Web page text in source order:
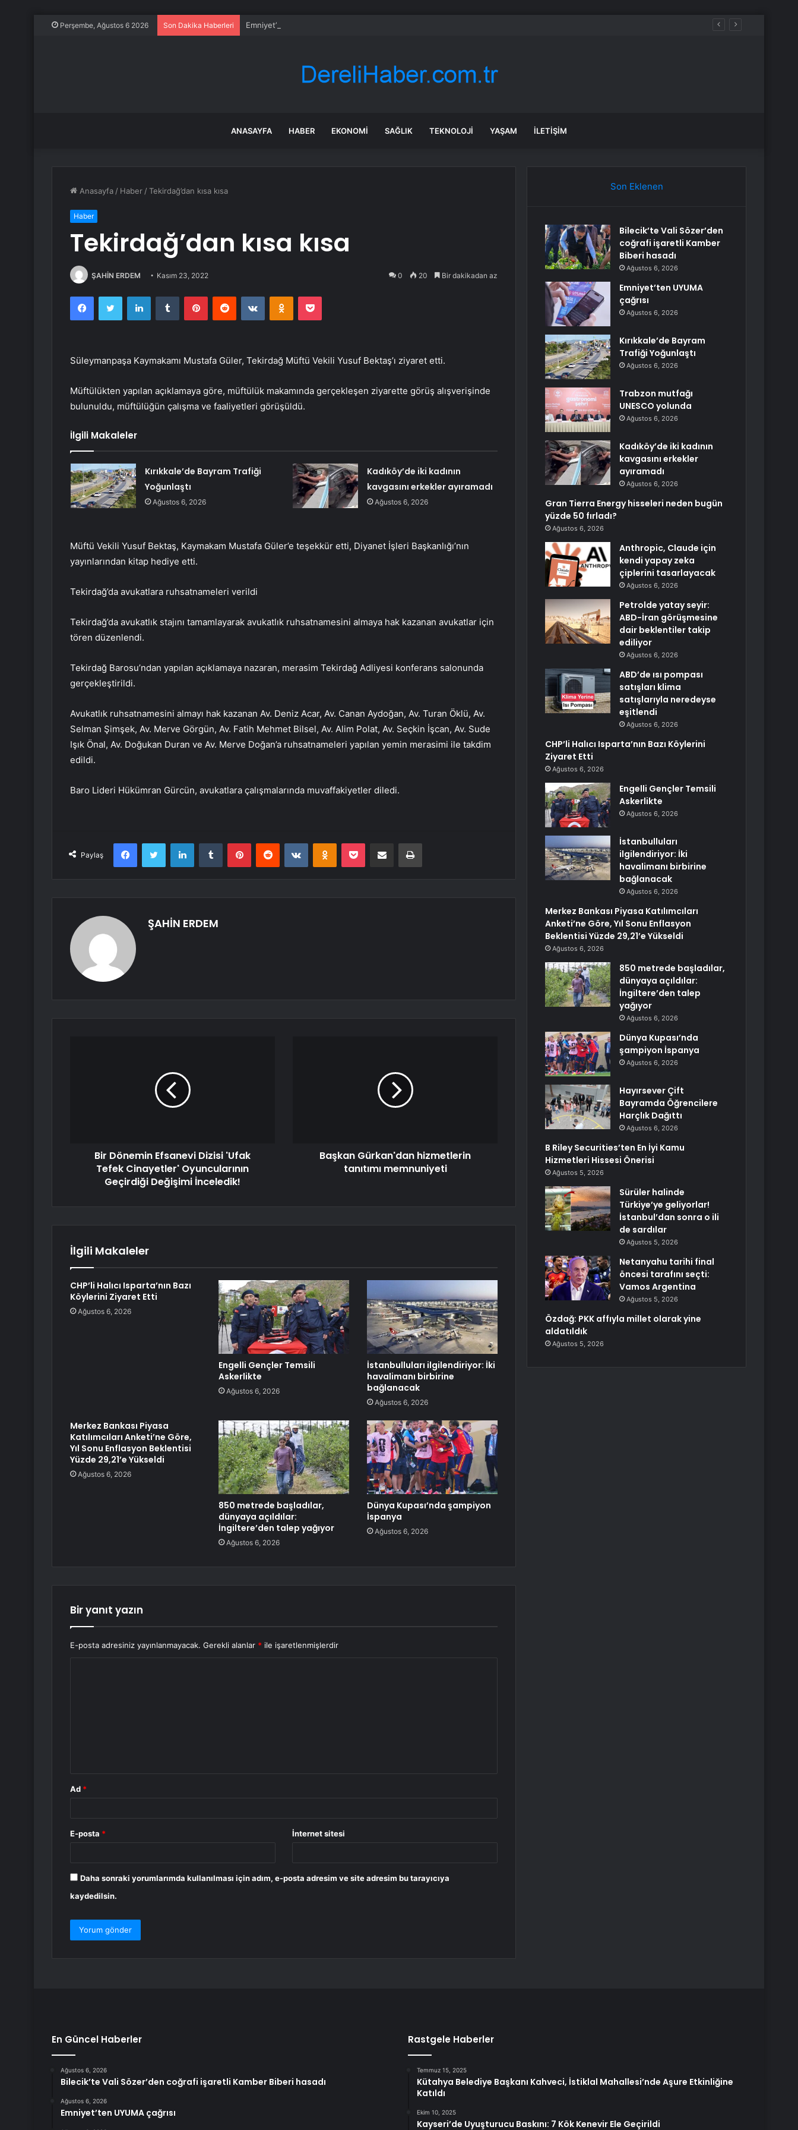
Perşembe, Ağustos 6 2026 Son Dakika Haberleri Emniyet’ten UYUMA çağrısı
ANASAYFA HABER EKONOMI SAĞLIK TEKNOLOJI YAŞAM İLETIŞIM
Anasayfa / Haber /Tekirdağ’dan kısa kısa
Haber
Tekirdağ’dan kısa kısa
ŞAHİN ERDEM Kasım 23, 2022 0 20 Bir dakikadan az
FacebookTwitter LinkedInTumblr PinterestReddit VKontakteOdnoklassniki
Pocket
Süleymanpaşa Kaymakamı Mustafa Güler, Tekirdağ Müftü Vekili Yusuf Bektaş’ı ziyaret etti.
Müftülükten yapılan açıklamaya göre, müftülük makamında gerçekleşen ziyarette görüş alışverişinde
bulunuldu, müftülüğün çalışma ve faaliyetleri görüşüldü.
İlgili Makaleler
Kırıkkale’de Bayram Trafiği
Yoğunlaştı
Ağustos 6, 2026
Kadıköy’de iki kadının
kavgasını erkekler ayıramadı
Ağustos 6, 2026
Müftü Vekili Yusuf Bektaş, Kaymakam Mustafa Güler’e teşekkür etti, Diyanet İşleri Başkanlığı’nın
yayınlarından kitap hediye etti.
Tekirdağ’da avukatlara ruhsatnameleri verildi
Tekirdağ’da avukatlık stajını tamamlayarak avukatlık ruhsatnamesini almaya hak kazanan avukatlar için
tören düzenlendi.
Tekirdağ Barosu’ndan yapılan açıklamaya nazaran, merasim Tekirdağ Adliyesi konferans salonunda
gerçekleştirildi.
Avukatlık ruhsatnamesini almayı hak kazanan Av. Deniz Acar, Av. Canan Aydoğan, Av. Turan Öklü, Av.
Selman Şimşek, Av. Merve Görgün, Av. Fatih Mehmet Bilsel, Av. Alim Polat, Av. Seçkin İşcan, Av. Sude
Işık Önal, Av. Doğukan Duran ve Av. Merve Doğan’a ruhsatnameleri yapılan yemin merasimi ile takdim
edildi.
Baro Lideri Hükümran Gürcün, avukatlara çalışmalarında muvaffakiyetler diledi.
Paylaş
FacebookTwitter LinkedInTumblr PinterestReddit VKontakteOdnoklassniki
Pocket E-Posta ile paylaş Yazdır
ŞAHİN ERDEM
Bir Dönemin Efsanevi Dizisi 'Ufak
Tefek Cinayetler' Oyuncularının
Geçirdiği Değişimi İnceledik!
Başkan Gürkan'dan hizmetlerin
tanıtımı memnuniyeti
İlgili Makaleler
CHP’li Halıcı Isparta’nın Bazı
Köylerini Ziyaret Etti
Ağustos 6, 2026
Engelli Gençler Temsili
Askerlikte
Ağustos 6, 2026
İstanbulluları ilgilendiriyor: İki
havalimanı birbirine
bağlanacak
Ağustos 6, 2026
Merkez Bankası Piyasa
Katılımcıları Anketi’ne Göre,
Yıl Sonu Enflasyon Beklentisi
Yüzde 29,21’e Yükseldi
Ağustos 6, 2026
850 metrede başladılar,
dünyaya açıldılar:
İngiltere’den talep yağıyor
Ağustos 6, 2026
Dünya Kupası’nda şampiyon
İspanya
Ağustos 6, 2026
Bir yanıt yazın
E-posta adresiniz yayınlanmayacak. Gerekli alanlar * ile işaretlenmişlerdir
Ad *
E-posta * İnternet sitesi
Daha sonraki yorumlarımda kullanılması için adım, e-posta adresim ve site adresim bu tarayıcıya
kaydedilsin.
Son Eklenen
Bilecik’te Vali Sözer’den
coğrafi işaretli Kamber
Biberi hasadı
Ağustos 6, 2026
Emniyet’ten UYUMA
çağrısı
Ağustos 6, 2026
Kırıkkale’de Bayram
Trafiği Yoğunlaştı
Ağustos 6, 2026
Trabzon mutfağı
UNESCO yolunda
Ağustos 6, 2026
Kadıköy’de iki kadının
kavgasını erkekler
ayıramadı
Ağustos 6, 2026
Gran Tierra Energy hisseleri neden bugün
yüzde 50 fırladı?
Ağustos 6, 2026
Anthropic, Claude için
kendi yapay zeka
çiplerini tasarlayacak
Ağustos 6, 2026
Petrolde yatay seyir:
ABD-İran görüşmesine
dair beklentiler takip
ediliyor
Ağustos 6, 2026
ABD’de ısı pompası
satışları klima
satışlarıyla neredeyse
eşitlendi
Ağustos 6, 2026
CHP’li Halıcı Isparta’nın Bazı Köylerini
Ziyaret Etti
Ağustos 6, 2026
Engelli Gençler Temsili
Askerlikte
Ağustos 6, 2026
İstanbulluları
ilgilendiriyor: İki
havalimanı birbirine
bağlanacak
Ağustos 6, 2026
Merkez Bankası Piyasa Katılımcıları
Anketi’ne Göre, Yıl Sonu Enflasyon
Beklentisi Yüzde 29,21’e Yükseldi
Ağustos 6, 2026
850 metrede başladılar,
dünyaya açıldılar:
İngiltere’den talep
yağıyor
Ağustos 6, 2026
Dünya Kupası’nda
şampiyon İspanya
Ağustos 6, 2026
Hayırsever Çift
Bayramda Öğrencilere
Harçlık Dağıttı
Ağustos 6, 2026
B Riley Securities’ten En İyi Kamu
Hizmetleri Hissesi Önerisi
Ağustos 5, 2026
Sürüler halinde
Türkiye’ye geliyorlar!
İstanbul’dan sonra o ili
de sardılar
Ağustos 5, 2026
Netanyahu tarihi final
öncesi tarafını seçti:
Vamos Argentina
Ağustos 5, 2026
Özdağ: PKK affıyla millet olarak yine
aldatıldık
Ağustos 5, 2026
En Güncel Haberler
Ağustos 6, 2026
Bilecik’te Vali Sözer’den coğrafi işaretli Kamber Biberi hasadı
Ağustos 6, 2026
Emniyet’ten UYUMA çağrısı
Rastgele Haberler
Temmuz 15, 2025
Kütahya Belediye Başkanı Kahveci, İstiklal Mahallesi’nde Aşure Etkinliğine
Katıldı
Ekim 10, 2025
Kayseri’de Uyuşturucu Baskını: 7 Kök Kenevir Ele Geçirildi